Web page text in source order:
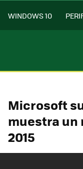
WINDOWS 10
Microsoft
muestra un
2015